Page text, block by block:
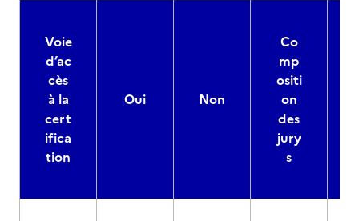
Voie
d’ac
cès
à la
cert
ifica
tion
Oui Non
Co
mp
ositi
on
des
jury
s